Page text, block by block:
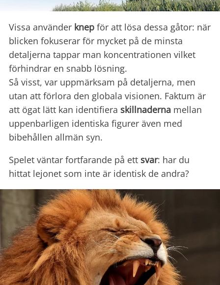
Vissa använder knep för att lösa dessa gåtor: när
blicken fokuserar för mycket på de minsta
detaljerna tappar man koncentrationen vilket
förhindrar en snabb lösning.
Så visst, var uppmärksam på detaljerna, men
utan att förlora den globala visionen. Faktum är
att ögat lätt kan identifiera skillnaderna mellan
uppenbarligen identiska figurer även med
bibehållen allmän syn.
Spelet väntar fortfarande på ett svar: har du
hittat lejonet som inte är identisk de andra?